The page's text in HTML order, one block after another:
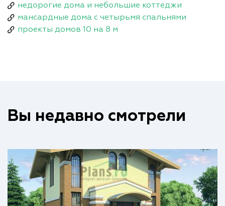
недорогие дома и небольшие коттеджи
мансардные дома с четырьмя спальнями
проекты домов 10 на 8 м
Вы недавно смотрели